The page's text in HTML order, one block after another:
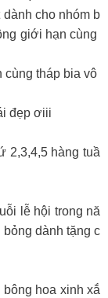
cho nhóm b
giới hạn cùng
tháp bia vô
đẹp ơiii
2,3,4,5 hàng tuầ
lễ hội trong nă
dành tặng c
hoa xinh xắ